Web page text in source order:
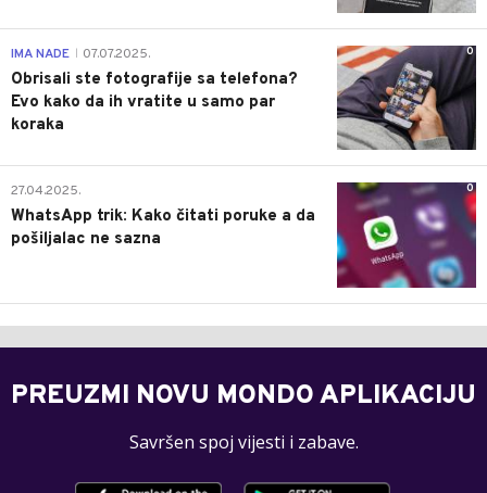
0
IMA NADE 07.07.2025.
Obrisali ste fotografije sa telefona?
Evo kako da ih vratite u samo par
koraka
0
27.04.2025.
WhatsApp trik: Kako čitati poruke a da
pošiljalac ne sazna
PREUZMI NOVU MONDO APLIKACIJU
Savršen spoj vijesti i zabave.